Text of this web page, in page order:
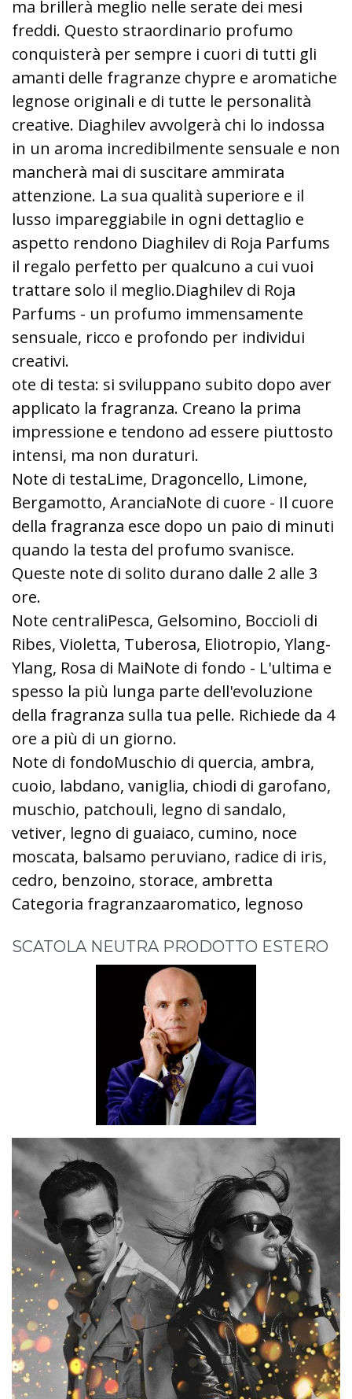
ma brillerà meglio nelle serate dei mesi
freddi. Questo straordinario profumo
conquisterà per sempre i cuori di tutti gli
amanti delle fragranze chypre e aromatiche
legnose originali e di tutte le personalità
creative. Diaghilev avvolgerà chi lo indossa
in un aroma incredibilmente sensuale e non
mancherà mai di suscitare ammirata
attenzione. La sua qualità superiore e il
lusso impareggiabile in ogni dettaglio e
aspetto rendono Diaghilev di Roja Parfums
il regalo perfetto per qualcuno a cui vuoi
trattare solo il meglio.Diaghilev di Roja
Parfums - un profumo immensamente
sensuale, ricco e profondo per individui
creativi.
ote di testa: si sviluppano subito dopo aver
applicato la fragranza. Creano la prima
impressione e tendono ad essere piuttosto
intensi, ma non duraturi.
Note di testaLime, Dragoncello, Limone,
Bergamotto, AranciaNote di cuore - Il cuore
della fragranza esce dopo un paio di minuti
quando la testa del profumo svanisce.
Queste note di solito durano dalle 2 alle 3
ore.
Note centraliPesca, Gelsomino, Boccioli di
Ribes, Violetta, Tuberosa, Eliotropio, Ylang-
Ylang, Rosa di MaiNote di fondo - L'ultima e
spesso la più lunga parte dell'evoluzione
della fragranza sulla tua pelle. Richiede da 4
ore a più di un giorno.
Note di fondoMuschio di quercia, ambra,
cuoio, labdano, vaniglia, chiodi di garofano,
muschio, patchouli, legno di sandalo,
vetiver, legno di guaiaco, cumino, noce
moscata, balsamo peruviano, radice di iris,
cedro, benzoino, storace, ambretta
Categoria fragranzaaromatico, legnoso
SCATOLA NEUTRA PRODOTTO ESTERO